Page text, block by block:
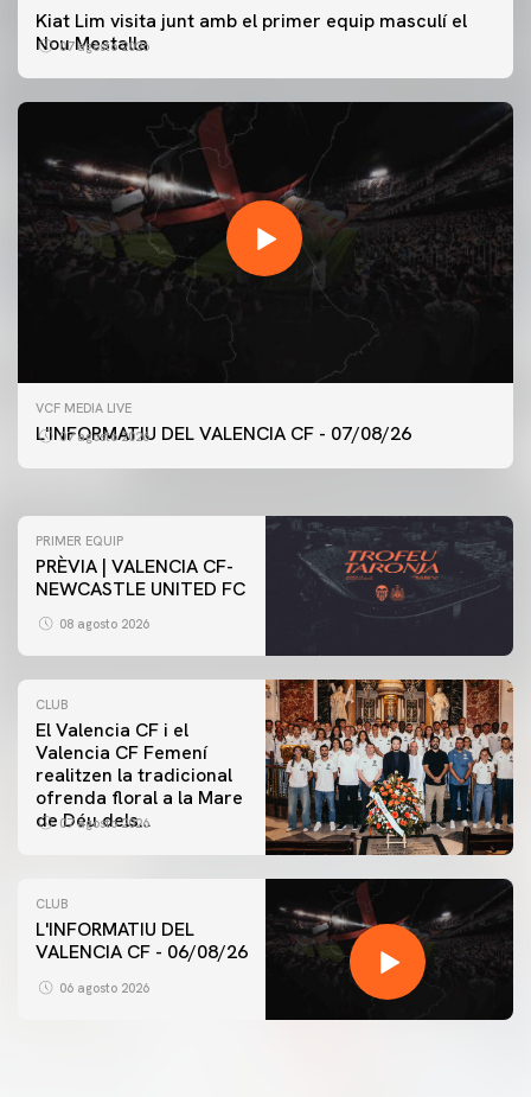
Kiat Lim visita junt amb el primer equip masculí el
Nou Mestalla
07 agosto 2026
VCF MEDIA LIVE
L'INFORMATIU DEL VALENCIA CF - 07/08/26
07 agosto 2026
PRIMER EQUIP
ENTRENAMENT DEL VALENCIA CF 7/8/2026
PRIMER EQUIP
PRÈVIA | VALENCIA CF-
NEWCASTLE UNITED FC
08 agosto 2026
CLUB
El Valencia CF i el
Valencia CF Femení
realitzen la tradicional
ofrenda floral a la Mare
de Déu dels
07 agosto 2026
CLUB
L'INFORMATIU DEL
VALENCIA CF - 06/08/26
06 agosto 2026